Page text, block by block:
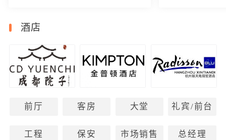
酒店
前厅 客房 大堂 礼宾/前台
工程 保安 市场销售 总经理